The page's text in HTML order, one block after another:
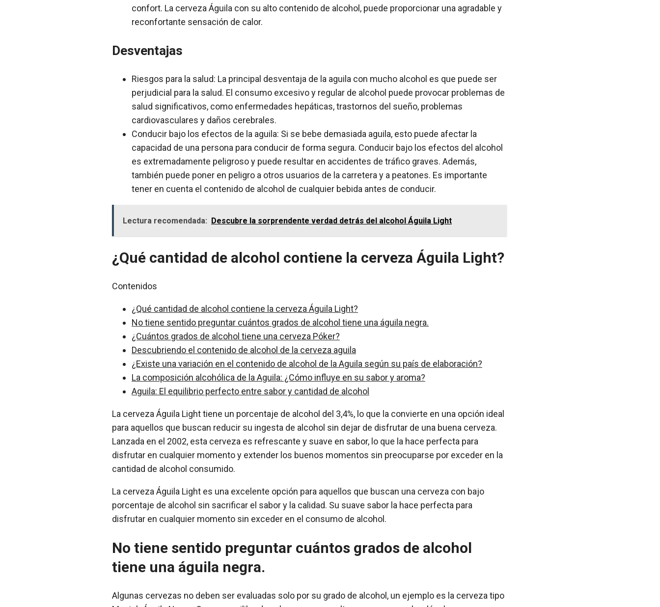
confort. La cerveza Águila con su alto contenido de alcohol, puede proporcionar una agradable y
reconfortante sensación de calor.
Desventajas
Riesgos para la salud: La principal desventaja de la aguila con mucho alcohol es que puede ser
perjudicial para la salud. El consumo excesivo y regular de alcohol puede provocar problemas de
salud significativos, como enfermedades hepáticas, trastornos del sueño, problemas
cardiovasculares y daños cerebrales.
Conducir bajo los efectos de la aguila: Si se bebe demasiada aguila, esto puede afectar la
capacidad de una persona para conducir de forma segura. Conducir bajo los efectos del alcohol
es extremadamente peligroso y puede resultar en accidentes de tráfico graves. Además,
también puede poner en peligro a otros usuarios de la carretera y a peatones. Es importante
tener en cuenta el contenido de alcohol de cualquier bebida antes de conducir.
Lectura recomendada: Descubre la sorprendente verdad detrás del alcohol Águila Light
¿Qué cantidad de alcohol contiene la cerveza Águila Light?
Contenidos
¿Qué cantidad de alcohol contiene la cerveza Águila Light?
No tiene sentido preguntar cuántos grados de alcohol tiene una águila negra.
¿Cuántos grados de alcohol tiene una cerveza Póker?
Descubriendo el contenido de alcohol de la cerveza aguila
¿Existe una variación en el contenido de alcohol de la Aguila según su país de elaboración?
La composición alcohólica de la Aguila: ¿Cómo influye en su sabor y aroma?
Aguila: El equilibrio perfecto entre sabor y cantidad de alcohol
La cerveza Águila Light tiene un porcentaje de alcohol del 3,4%, lo que la convierte en una opción ideal
para aquellos que buscan reducir su ingesta de alcohol sin dejar de disfrutar de una buena cerveza.
Lanzada en el 2002, esta cerveza es refrescante y suave en sabor, lo que la hace perfecta para
disfrutar en cualquier momento y extender los buenos momentos sin preocuparse por exceder en la
cantidad de alcohol consumido.
La cerveza Águila Light es una excelente opción para aquellos que buscan una cerveza con bajo
porcentaje de alcohol sin sacrificar el sabor y la calidad. Su suave sabor la hace perfecta para
disfrutar en cualquier momento sin exceder en el consumo de alcohol.
No tiene sentido preguntar cuántos grados de alcohol
tiene una águila negra.
Algunas cervezas no deben ser evaluadas solo por su grado de alcohol, un ejemplo es la cerveza tipo